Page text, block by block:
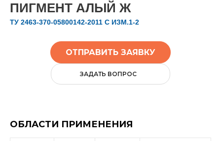
ПИГМЕНТ АЛЫЙ Ж
ТУ 2463-370-05800142-2011 С ИЗМ.1-2
ОТПРАВИТЬ ЗАЯВКУ
ЗАДАТЬ ВОПРОС
ОБЛАСТИ ПРИМЕНЕНИЯ